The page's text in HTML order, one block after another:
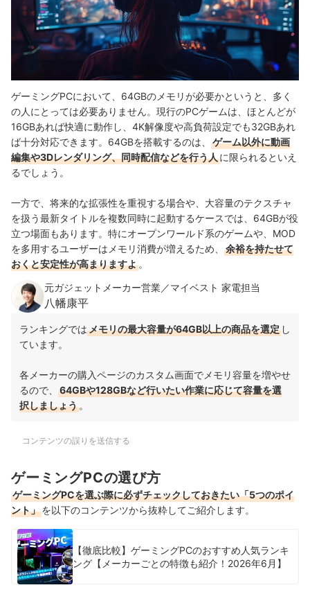
メモリ64GBのゲーミングPCの売れ筋ランキングもチェック！
ゲーミングPCにおいて、64GBのメモリが必要かというと、多く
の人にとっては必要ありません。現行のPCゲームは、ほとんどが
16GBあれば快適に動作し、4K解像度や高負荷設定でも32GBあれ
ば十分対応できます。64GBを搭載するのは、
ゲーム以外に動画
編集や3Dレンダリング、同時配信などを行う人に限られるといえ
るでしょう。
一方で、将来的な拡張性を重視する場合や、大容量のテクスチャ
を扱う最新タイトルを複数同時に起動するケースでは、64GBが役
立つ場面もあります。特にオープンワールド系のゲームや、MOD
を多用するユーザーはメモリ消費が増えるため、
余裕を持たせて
おくと安定性が高まりますよ 。
元ガジェットメーカー営業／マイベスト 家電担当
八幡康平
ランキングではメモリの最大容量が64GB以上の商品を選定 し
ています。
各メーカーの購入ページのカスタム画面でメモリ容量を増やせ
るので、
64GBや128GBなど行いたい作業に応じて容量を選
択しましょう 。
コンテンツの誤りを送信する
ゲーミングPCの選び方
ゲーミングPCを選ぶ際に必ずチェックしておきたい「5つのポイ
ント」を以下のコンテンツから抜粋してご紹介します。
【徹底比較】ゲーミングPCのおすすめ人気ランキ
ング【メーカーごとの特徴も紹介！2026年6月】